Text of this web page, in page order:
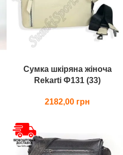
Сумка шкіряна жіноча
Rekarti Ф131 (33)
2182,00